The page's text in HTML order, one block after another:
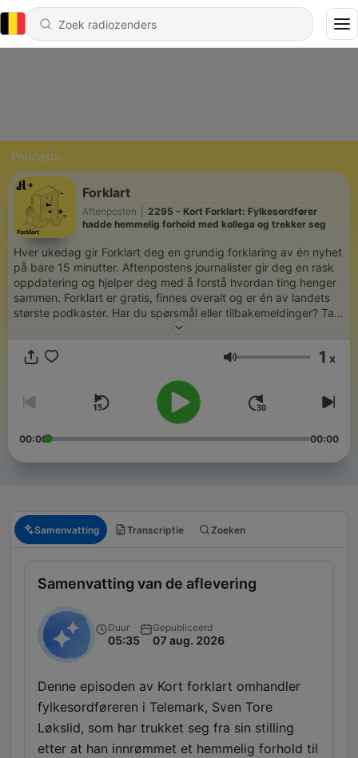
Podcasts
Forklart
Aftenposten
2295 - Kort Forklart: Fylkesordfører
hadde hemmelig forhold med kollega og trekker seg
Hver ukedag gir Forklart deg en grundig forklaring av én nyhet
på bare 15 minutter. Aftenpostens journalister gir deg en rask
oppdatering og hjelper deg med å forstå hvordan ting henger
sammen. Forklart er gratis, finnes overalt og er én av landets
største podkaster. Har du spørsmål eller tilbakemeldinger? Ta
kontakt på forklart@aftenposten.no
Volume 1 x
00:00 00:00
Samenvatting Transcriptie Zoeken
Samenvatting van de aflevering
Duur
05:35
Gepubliceerd
07 aug. 2026
Denne episoden av Kort forklart omhandler
fylkesordføreren i Telemark, Sven Tore
Løkslid, som har trukket seg fra sin stilling
etter at han innrømmet et hemmelig forhold til